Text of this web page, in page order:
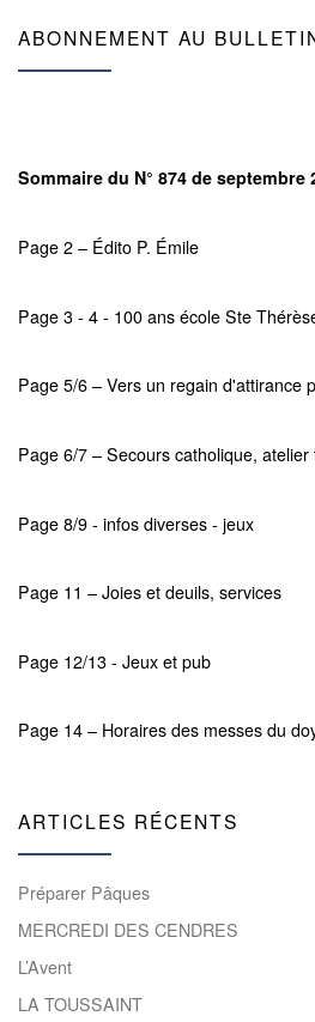
ABONNEMENT AU
Sommaire du N° 874 de septembre
Page 2 – Édito P. Émile
Page 3 - 4 - 100 ans école Ste
Page 5/6 – Vers un regain d'attirance
Page 6/7 – Secours catholique, atelier
Page 8/9 - infos diverses - jeux
Page 11 – Joies et deuils, services
Page 12/13 - Jeux et pub
Page 14 – Horaires des messes du
ARTICLES RÉCENTS
Préparer Pâques
MERCREDI DES CENDRES
L’Avent
LA TOUSSAINT